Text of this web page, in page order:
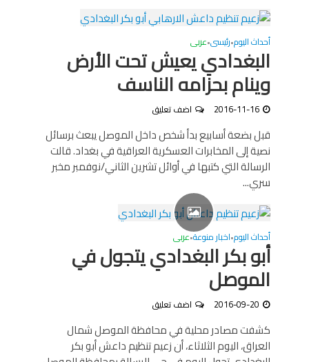
أحداث اليوم•رئيسى•عربى
البغدادي يعيش تحت الأرض
وينام بحزامه الناسف
2016-11-16 اضف تعليق
قبل بضعة أسابيع بدأ شخص داخل الموصل يبعث برسائل
نصية إلى المخابرات العسكرية العراقية في بغداد. قالت
الرسالة التي كتبها في أوائل تشرين الثاني/نوفمبر مخبر
سري...
أحداث اليوم•اخبار منوعة•عربى
أبو بكر البغدادي يتجول في
الموصل
2016-09-20 اضف تعليق
كشفت مصادر محلية في محافظة الموصل شمال
العراق، اليوم الثلاثاء، أن زعيم تنظيم داعش أبو بكر